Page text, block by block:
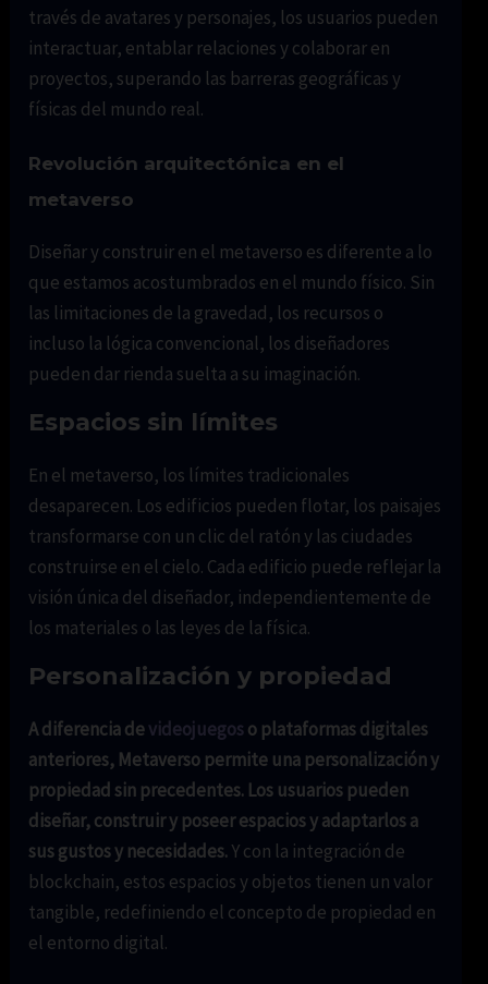
través de avatares y personajes, los usuarios pueden
interactuar, entablar relaciones y colaborar en
proyectos, superando las barreras geográficas y
físicas del mundo real.
Revolución arquitectónica en el
metaverso
Diseñar y construir en el metaverso es diferente a lo
que estamos acostumbrados en el mundo físico. Sin
las limitaciones de la gravedad, los recursos o
incluso la lógica convencional, los diseñadores
pueden dar rienda suelta a su imaginación.
Espacios sin límites
En el metaverso, los límites tradicionales
desaparecen. Los edificios pueden flotar, los paisajes
transformarse con un clic del ratón y las ciudades
construirse en el cielo. Cada edificio puede reflejar la
visión única del diseñador, independientemente de
los materiales o las leyes de la física.
Personalización y propiedad
A diferencia devideojuegos o plataformas digitales
anteriores, Metaverso permite una personalización y
propiedad sin precedentes. Los usuarios pueden
diseñar, construir y poseer espacios y adaptarlos a
sus gustos y necesidades.Y con la integración de
blockchain, estos espacios y objetos tienen un valor
tangible, redefiniendo el concepto de propiedad en
el entorno digital.